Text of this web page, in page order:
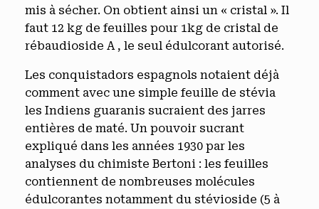
mis à sécher. On obtient ainsi un « cristal ». Il
faut 12 kg de feuilles pour 1kg de cristal de
rébaudioside A , le seul édulcorant autorisé.
Les conquistadors espagnols notaient déjà
comment avec une simple feuille de stévia
les Indiens guaranis sucraient des jarres
entières de maté. Un pouvoir sucrant
expliqué dans les années 1930 par les
analyses du chimiste Bertoni : les feuilles
contiennent de nombreuses molécules
édulcorantes notamment du stévioside (5 à